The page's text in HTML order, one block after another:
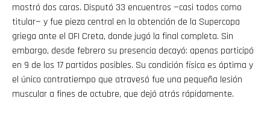
mostró dos caras. Disputó 33 encuentros —casi todos como
titular— y fue pieza central en la obtención de la Supercopa
griega ante el OFI Creta, donde jugó la final completa. Sin
embargo, desde febrero su presencia decayó: apenas participó
en 9 de los 17 partidos posibles. Su condición física es óptima y
el único contratiempo que atravesó fue una pequeña lesión
muscular a fines de octubre, que dejó atrás rápidamente.